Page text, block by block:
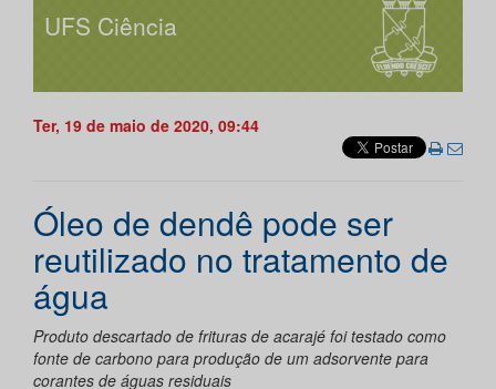
UFS Ciência
Ter, 19 de maio de 2020, 09:44
Óleo de dendê pode ser
reutilizado no tratamento de
água
Produto descartado de frituras de acarajé foi testado como
fonte de carbono para produção de um adsorvente para
corantes de águas residuais